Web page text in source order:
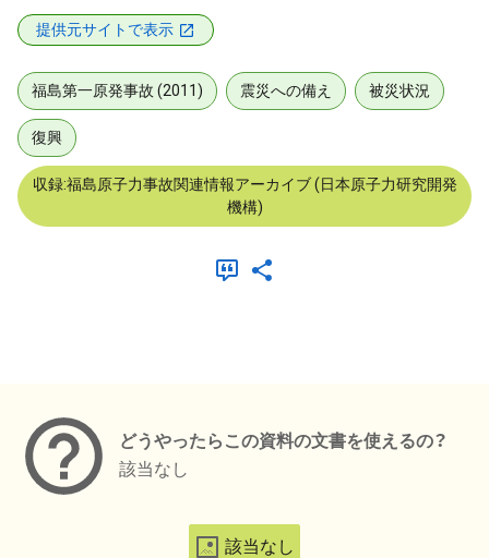
提供元サイトで表示
福島第一原発事故 (2011) 震災への備え 被災状況
復興
収録:福島原子力事故関連情報アーカイブ (日本原子力研究開発
機構)
どうやったらこの資料の文書を使えるの？
該当なし
該当なし